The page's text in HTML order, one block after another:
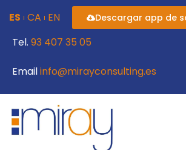
Tel. 93 407 35 05
Emailinfo@mirayconsulting.es
Descargar app de
ES CA EN